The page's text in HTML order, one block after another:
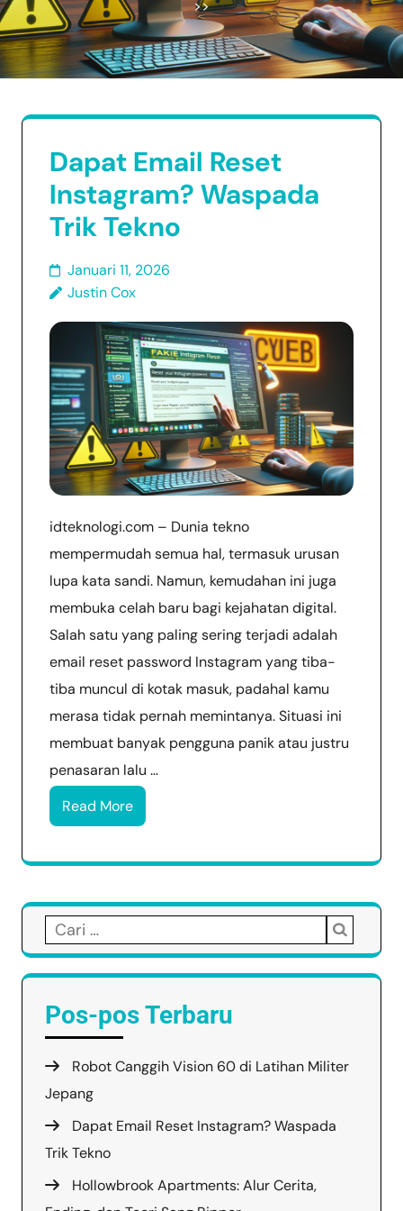
>>
Dapat Email Reset
Instagram? Waspada
Trik Tekno
Januari 11, 2026
Justin Cox
idteknologi.com – Dunia tekno
mempermudah semua hal, termasuk urusan
lupa kata sandi. Namun, kemudahan ini juga
membuka celah baru bagi kejahatan digital.
Salah satu yang paling sering terjadi adalah
email reset password Instagram yang tiba-
tiba muncul di kotak masuk, padahal kamu
merasa tidak pernah memintanya. Situasi ini
membuat banyak pengguna panik atau justru
penasaran lalu …
Read More
Cari
untuk:
Pos-pos Terbaru
Robot Canggih Vision 60 di Latihan Militer
Jepang
Dapat Email Reset Instagram? Waspada
Trik Tekno
Hollowbrook Apartments: Alur Cerita,